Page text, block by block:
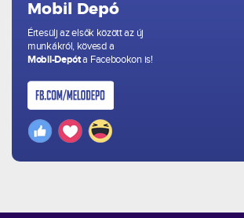
Mobil Depó
Értesülj az elsők között az új
munkákról, kövesd a
Mobil-Depóta Facebookon is!